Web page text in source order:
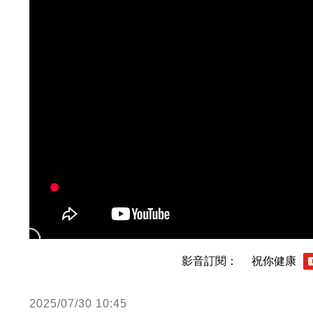
影音訂閱： 祝你健康
2025/07/30 10:45